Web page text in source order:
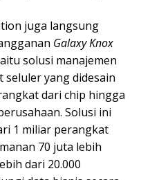
juga langsung
Galaxy Knox
solusi manajemen
yang didesain
dari chip hingga
Solusi ini
1 miliar perangkat
70 juta lebih
dari 20.000